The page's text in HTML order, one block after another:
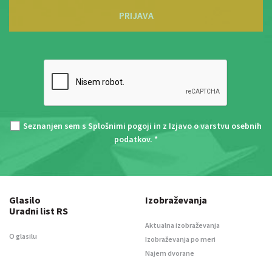
PRIJAVA
Seznanjen sem s Splošnimi pogoji in z Izjavo o varstvu osebnih
podatkov. *
Glasilo
Uradni list RS
O glasilu
Izobraževanja
Aktualna izobraževanja
Izobraževanja po meri
Najem dvorane